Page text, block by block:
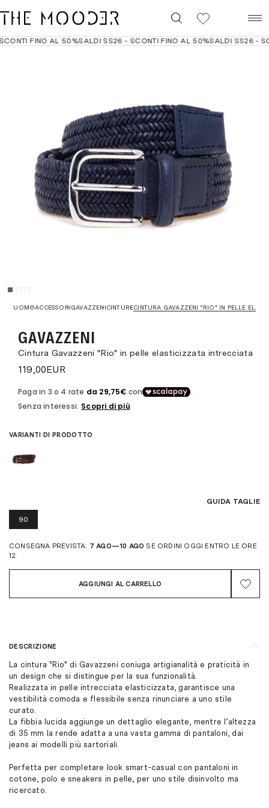
FINO AL 50%SALDI SS26 - SCONTI FINO AL 50%SALDI SS26 -
UOMOACCESSORIGAVAZZENICINTURECINTURA GAVAZZENI "RIO" IN PELLE
GAVAZZENI
Cintura Gavazzeni "Rio" in pelle elasticizzata intrecciata
119,00EUR
VARIANTI DI PRODOTTO
GUIDA TAGLIE
90
CONSEGNA PREVISTA: 7 AGO—10 AGO SE ORDINI OGGI ENTRO LE ORE
12.
AGGIUNGI AL CARRELLO
DESCRIZIONE
La cintura "Rio" di Gavazzeni coniuga artigianalità e praticità in
un design che si distingue per la sua funzionalità.
Realizzata in pelle intrecciata elasticizzata, garantisce una
vestibilità comoda e flessibile senza rinunciare a uno stile
curato.
La fibbia lucida aggiunge un dettaglio elegante, mentre l’altezza
di 35 mm la rende adatta a una vasta gamma di pantaloni, dai
jeans ai modelli più sartoriali.
Perfetta per completare look smart-casual con pantaloni in
cotone, polo e sneakers in pelle, per uno stile disinvolto ma
ricercato.